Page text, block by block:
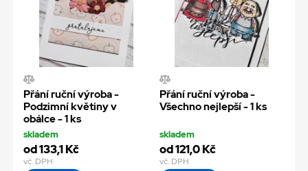
Přání ruční výroba -
Podzimní květiny v
obálce - 1 ks
skladem
od 133,1 Kč
vč. DPH
Přání ruční výroba -
Všechno nejlepší - 1 ks
skladem
od 121,0 Kč
vč. DPH